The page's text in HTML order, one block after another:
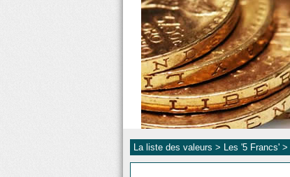
La liste des valeurs > Les '5 Francs' >